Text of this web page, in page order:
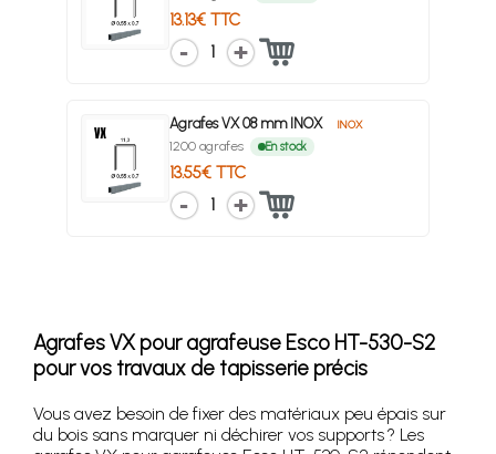
13.13€ TTC
1
Agrafes VX 08 mm INOX INOX
1200 agrafes En stock
13.55€ TTC
1
Agrafes VX pour agrafeuse Esco HT-530-S2
pour vos travaux de tapisserie précis
Vous avez besoin de fixer des matériaux peu épais sur
du bois sans marquer ni déchirer vos supports ? Les